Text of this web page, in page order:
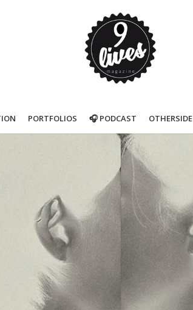
PORTFOLIOS 🎧 PODCAST OTHERSIDE